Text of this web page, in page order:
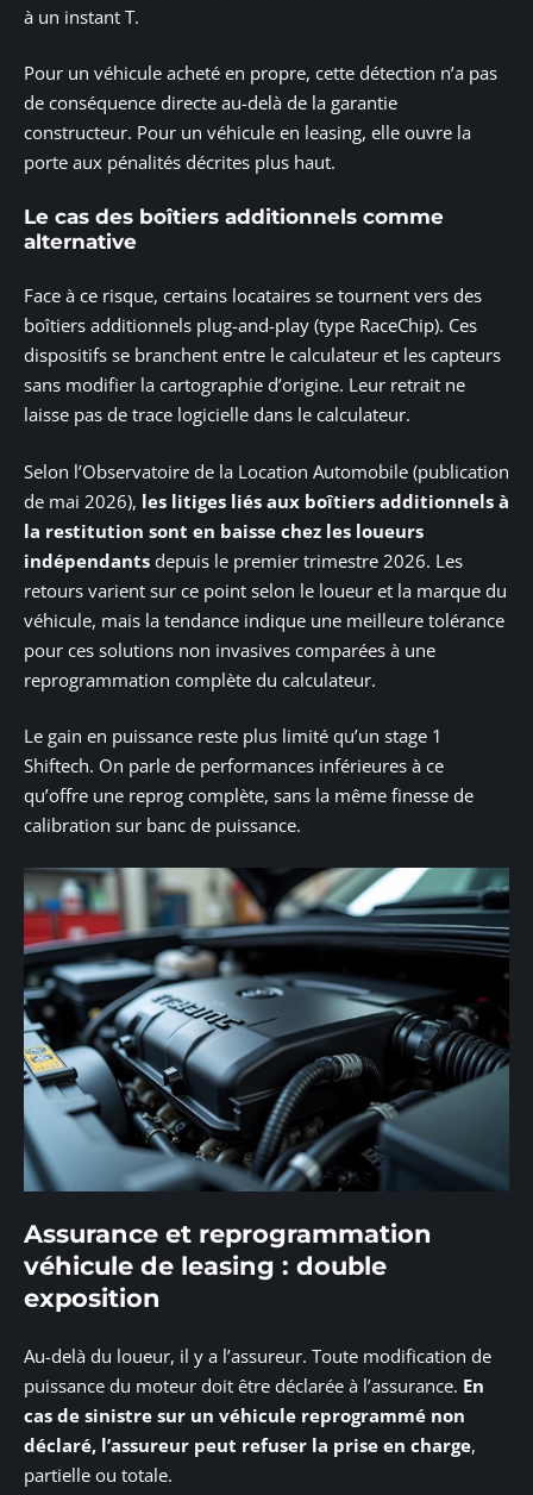
à un instant T.
Pour un véhicule acheté en propre, cette détection n’a pas
de conséquence directe au-delà de la garantie
constructeur. Pour un véhicule en leasing, elle ouvre la
porte aux pénalités décrites plus haut.
Le cas des boîtiers additionnels comme
alternative
Face à ce risque, certains locataires se tournent vers des
boîtiers additionnels plug-and-play (type RaceChip). Ces
dispositifs se branchent entre le calculateur et les capteurs
sans modifier la cartographie d’origine. Leur retrait ne
laisse pas de trace logicielle dans le calculateur.
Selon l’Observatoire de la Location Automobile (publication
de mai 2026), les litiges liés aux boîtiers additionnels à
la restitution sont en baisse chez les loueurs
indépendants depuis le premier trimestre 2026. Les
retours varient sur ce point selon le loueur et la marque du
véhicule, mais la tendance indique une meilleure tolérance
pour ces solutions non invasives comparées à une
reprogrammation complète du calculateur.
Le gain en puissance reste plus limité qu’un stage 1
Shiftech. On parle de performances inférieures à ce
qu’offre une reprog complète, sans la même finesse de
calibration sur banc de puissance.
Assurance et reprogrammation
véhicule de leasing : double
exposition
Au-delà du loueur, il y a l’assureur. Toute modification de
puissance du moteur doit être déclarée à l’assurance. En
cas de sinistre sur un véhicule reprogrammé non
déclaré, l’assureur peut refuser la prise en charge,
partielle ou totale.